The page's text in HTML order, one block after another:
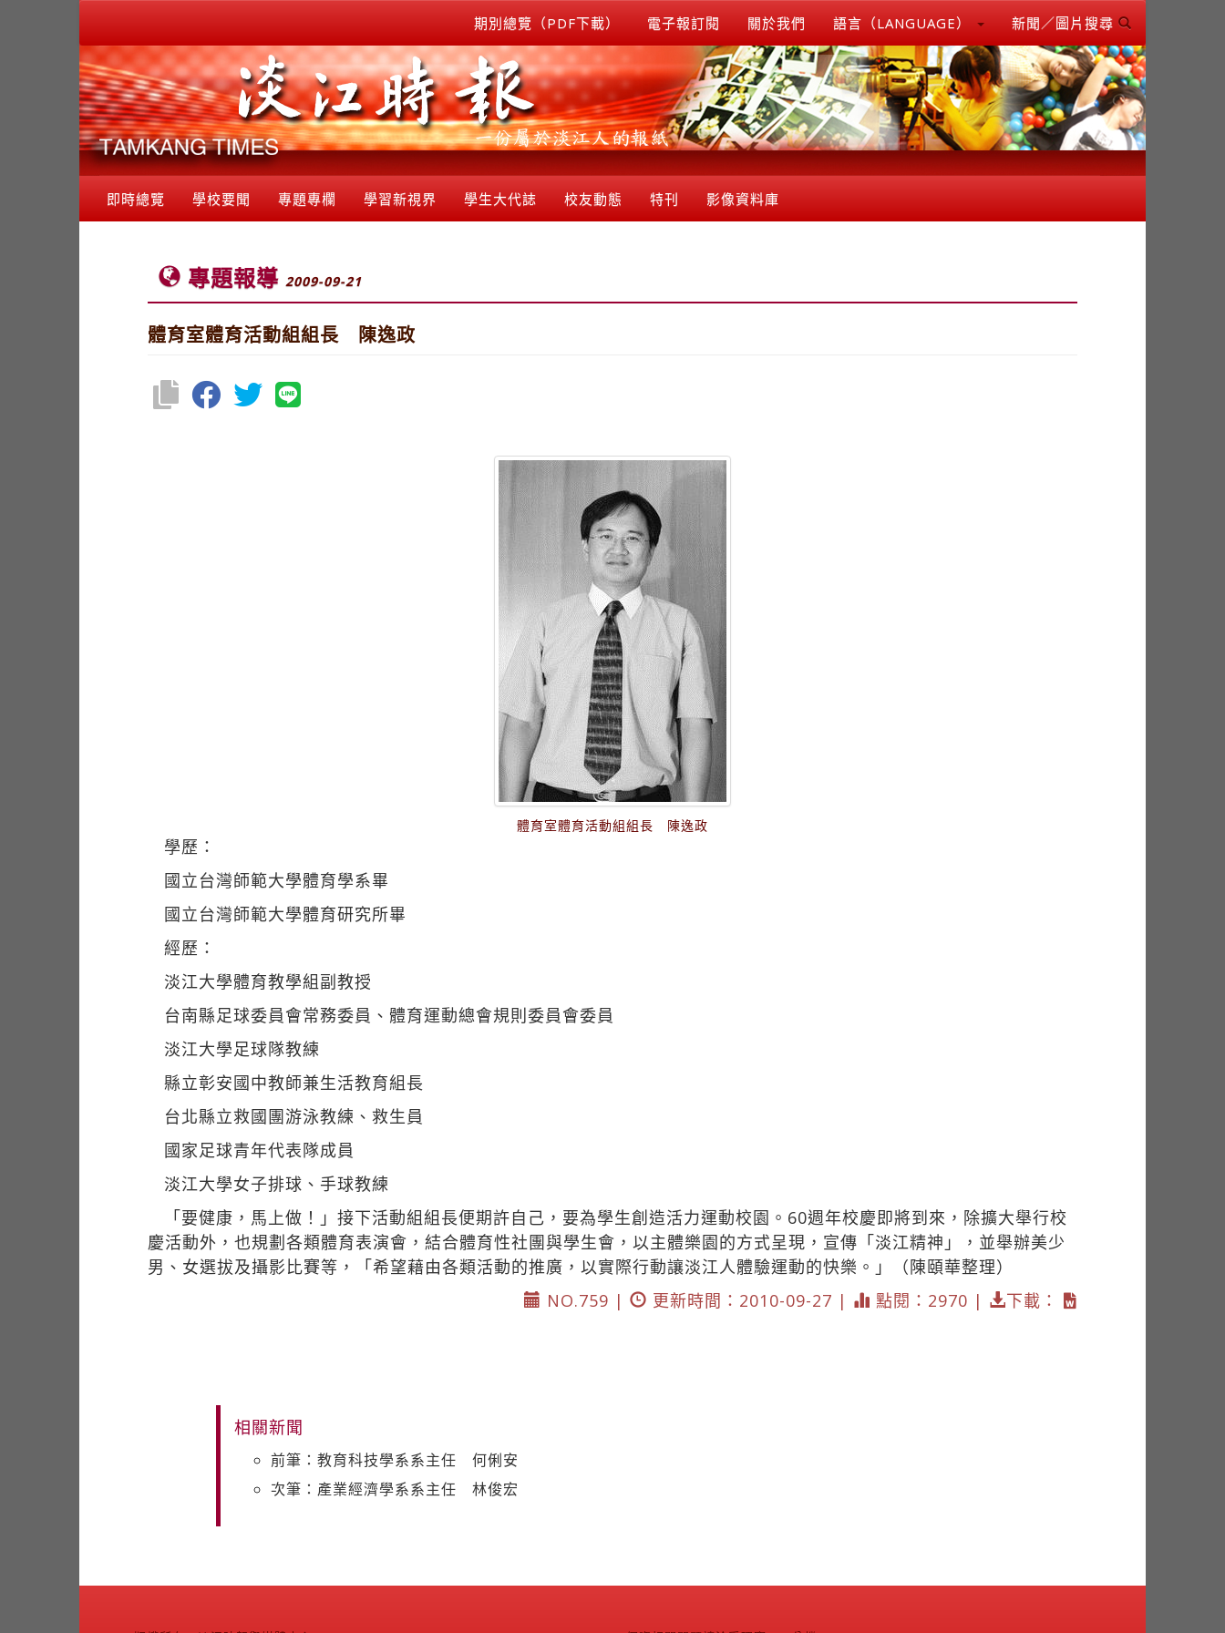
期別總覽（PDF下載） 電子報訂閱 關於我們 語言（LANGUAGE） 新聞／圖片搜尋
即時總覽 學校要聞 專題專欄 學習新視界 學生大代誌 校友動態 特刊 影像資料庫
專題報導 2009-09-21
體育室體育活動組組長 陳逸政
體育室體育活動組組長 陳逸政
學歷：
國立台灣師範大學體育學系畢
國立台灣師範大學體育研究所畢
經歷：
淡江大學體育教學組副教授
台南縣足球委員會常務委員、體育運動總會規則委員會委員
淡江大學足球隊教練
縣立彰安國中教師兼生活教育組長
台北縣立救國團游泳教練、救生員
國家足球青年代表隊成員
淡江大學女子排球、手球教練
「要健康，馬上做！」接下活動組組長便期許自己，要為學生創造活力運動校園。60週年校慶即將到來，除擴大舉行校
慶活動外，也規劃各類體育表演會，結合體育性社團與學生會，以主體樂園的方式呈現，宣傳「淡江精神」，並舉辦美少
男、女選拔及攝影比賽等，「希望藉由各類活動的推廣，以實際行動讓淡江人體驗運動的快樂。」（陳頤華整理）
NO.759 |
更新時間：2010-09-27 | 點閱：2970 | 下載：
相關新聞
前筆：教育科技學系系主任 何俐安
次筆：產業經濟學系系主任 林俊宏